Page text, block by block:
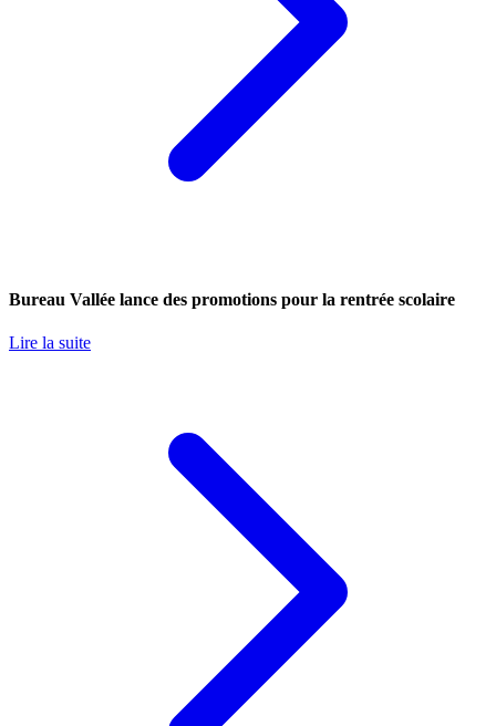
Bureau Vallée lance des promotions pour la rentrée scolaire
Lire la suite